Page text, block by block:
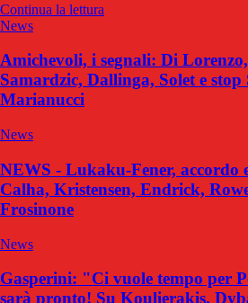
Continua la lettura
News
Amichevoli, i segnali: Di
Samardzic, Dallinga, Solet e stop
Marianucci
News
NEWS - Lukaku-Fener, accordo
Calha, Kristensen, Endrick,
Frosinone
News
Gasperini: "Ci vuole tempo per
sarà pronto! Su Koulierakis,